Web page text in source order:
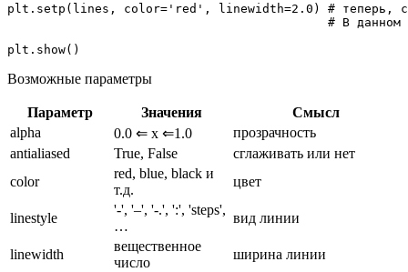
plt. setp ( lines , color= 'red' , linewidth=2.0 )
# теперь,
# В данном
plt. show( )
Возможные параметры
Параметр Значения
Смысл
alpha
0.0 ⇐ x ⇐1.0
прозрачность
antialiased
True, False
сглаживать или нет
color
red, blue, black и
т.д.
цвет
linestyle
'-', '–', '-.', ':', 'steps',
…
вид линии
linewidth
вещественное
число
ширина линии